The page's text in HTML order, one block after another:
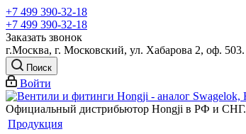
+7 499 390-32-18
+7 499 390-32-18
Заказать звонок
г.Москва, г. Московский, ул. Хабарова 2, оф. 503.
Поиск
Войти
Официальный дистрибьютор Hongji в РФ и СНГ.
Продукция